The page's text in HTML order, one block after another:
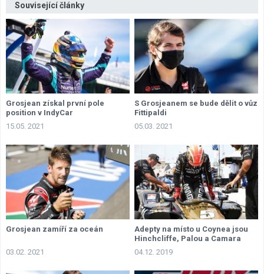
Související články
Grosjean získal první pole
position v IndyCar
15.05. 2021
S Grosjeanem se bude dělit o vůz
Fittipaldi
05.03. 2021
Grosjean zamíří za oceán
03.02. 2021
Adepty na místo u Coynea jsou
Hinchcliffe, Palou a Camara
04.12. 2019